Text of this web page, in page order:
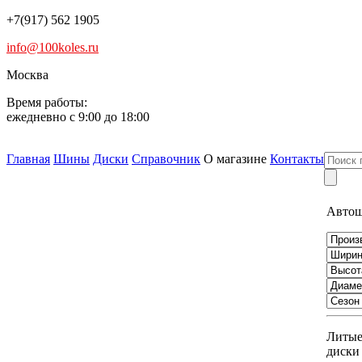
+7(917) 562 1905
info@100koles.ru
Москва
Время работы:
ежедневно с 9:00 до 18:00
Главная Шины Диски Справочник О магазине Контакты
Литые
диски